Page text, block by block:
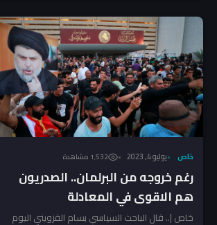
خاص يوليو 4, 2023 1٬532 مشاهدة
رغم خروجه من البرلمان.. الصدريون
هم الاقوى في المعادلة
خاص |.. قال الباحث السياسي بسام القزويني اليوم